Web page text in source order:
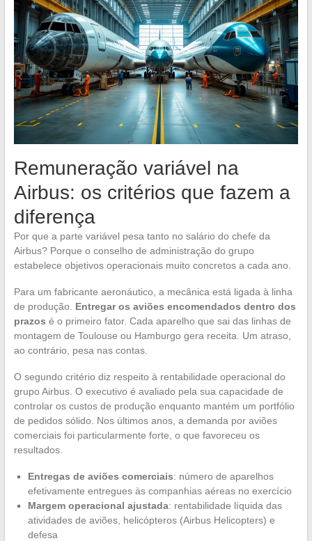
Remuneração variável na
Airbus: os critérios que fazem a
diferença
Por que a parte variável pesa tanto no salário do chefe da
Airbus? Porque o conselho de administração do grupo
estabelece objetivos operacionais muito concretos a cada ano.
Para um fabricante aeronáutico, a mecânica está ligada à linha
de produção. Entregar os aviões encomendados dentro dos
prazos é o primeiro fator. Cada aparelho que sai das linhas de
montagem de Toulouse ou Hamburgo gera receita. Um atraso,
ao contrário, pesa nas contas.
O segundo critério diz respeito à rentabilidade operacional do
grupo Airbus. O executivo é avaliado pela sua capacidade de
controlar os custos de produção enquanto mantém um portfólio
de pedidos sólido. Nos últimos anos, a demanda por aviões
comerciais foi particularmente forte, o que favoreceu os
resultados.
Entregas de aviões comerciais: número de aparelhos
efetivamente entregues às companhias aéreas no exercício
Margem operacional ajustada: rentabilidade líquida das
atividades de aviões, helicópteros (Airbus Helicopters) e
defesa